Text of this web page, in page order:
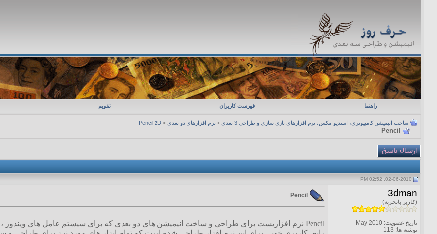
راهنما فهرست کاربران تقویم
ساخت انیمیشن کامپیوتری، استدیو مکس، نرم افزارهای بازی سازی و طراحی 3 بعدی > نرم افزارهای دو بعدی >
Pencil 2D
Pencil
02-06-2010, 02:52 PM
3dman
(کاربر باتجربه)
تاریخ عضویت: May 2010
نوشته ها: 113
Pencil
Pencil نرم افزاریست برای طراحی و ساخت انیمیشن های دو بعدی که برای سیستم عامل های ویندوز ، لینوکس ، Mac OS و BSD عرضه شده است.